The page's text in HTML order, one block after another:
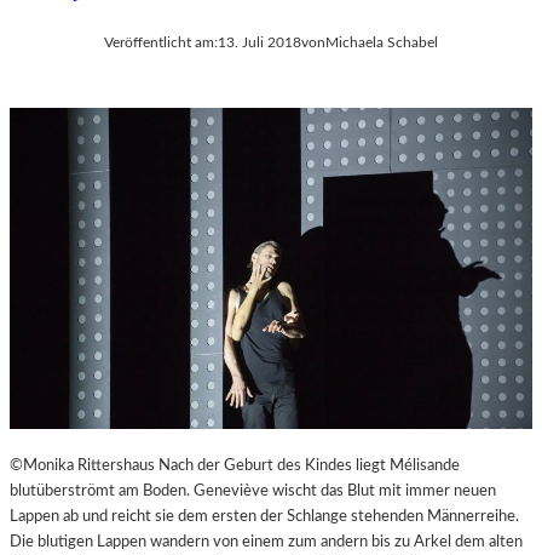
Veröffentlicht am:13. Juli 2018vonMichaela Schabel
©Monika Rittershaus Nach der Geburt des Kindes liegt Mélisande
blutüberströmt am Boden. Geneviève wischt das Blut mit immer neuen
Lappen ab und reicht sie dem ersten der Schlange stehenden Männerreihe.
Die blutigen Lappen wandern von einem zum andern bis zu Arkel dem alten